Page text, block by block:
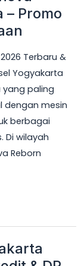
– Promo
Terbaru &
Yogyakarta
yang paling
dengan mesin
berbagai
Di wilayah
Reborn